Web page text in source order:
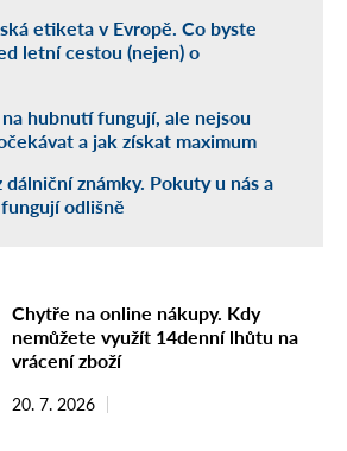
etiketa v Evropě. Co byste
letní cestou (nejen) o
hubnutí fungují, ale nejsou
a jak získat maximum
dálniční známky. Pokuty u nás a
odlišně
Chytře na online nákupy. Kdy
nemůžete využít 14denní lhůtu na
vrácení zboží
20. 7. 2026